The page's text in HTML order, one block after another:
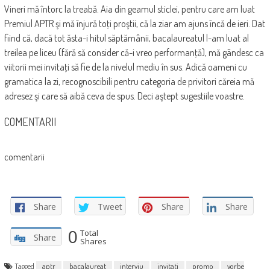
Vineri mă întorc la treabă. Aia din geamul sticlei, pentru care am luat
Premiul APTR şi mă înjură toţi proştii, că la ziar am ajuns încă de ieri. Dat
fiind că, dacă tot ăsta-i hitul săptămânii, bacalaureatul l-am luat al
treilea pe liceu (fără să consider că-i vreo performanţă), mă gândesc ca
viitorii mei invitaţi să fie de la nivelul mediu în sus. Adică oameni cu
gramatica la zi, recognoscibili pentru categoria de privitori căreia mă
adresez şi care să aibă ceva de spus. Deci aştept sugestiile voastre.
COMENTARII
comentarii
Share Tweet Share Share
Share 0 Total
Shares
Tagged aptr bacalaureat interviu invitati promo
vorbe